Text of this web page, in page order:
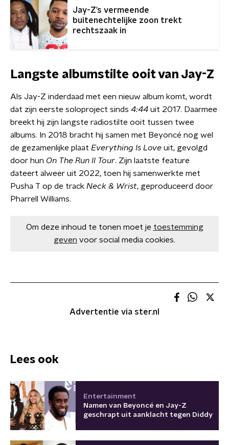
Jay-Z’s vermeende
buitenechtelijke zoon trekt
rechtszaak in
Langste albumstilte ooit van Jay-Z
Als Jay-Z inderdaad met een nieuw album komt, wordt
dat zijn eerste soloproject sinds 4:44 uit 2017. Daarmee
breekt hij zijn langste radiostilte ooit tussen twee
albums. In 2018 bracht hij samen met Beyoncé nog wel
de gezamenlijke plaat Everything Is Love uit, gevolgd
door hun On The Run II Tour. Zijn laatste feature
dateert alweer uit 2022, toen hij samenwerkte met
Pusha T op de track Neck & Wrist, geproduceerd door
Pharrell Williams.
Om deze inhoud te tonen moet je toestemming
geven voor social media cookies.
Advertentie via ster.nl
Lees ook
Entertainment
Namen van Beyoncé en Jay-Z
geschrapt uit aanklacht tegen Diddy